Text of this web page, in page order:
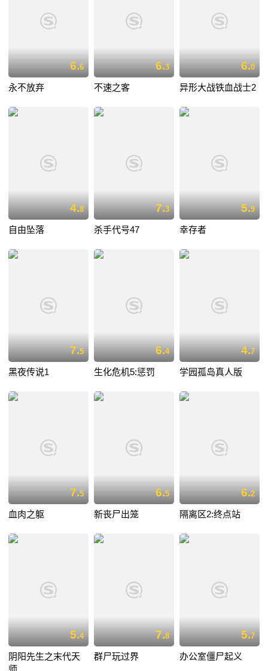
6.6
永不放弃
6.3
不速之客
6.0
异形大战铁血战士2
4.8
自由坠落
7.3
杀手代号47
5.9
幸存者
7.5
黑夜传说1
6.4
生化危机5:惩罚
4.7
学园孤岛真人版
7.5
血肉之躯
6.5
新丧尸出笼
6.2
隔离区2:终点站
5.4
阴阳先生之末代天
7.8
群尸玩过界
5.7
办公室僵尸起义